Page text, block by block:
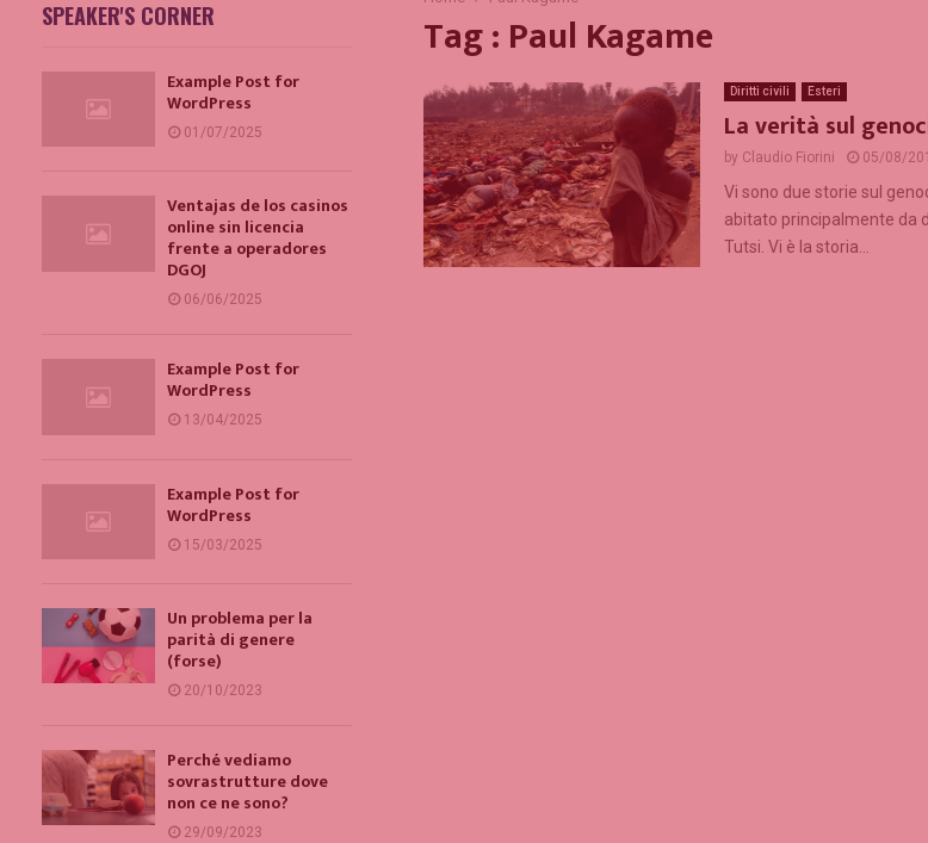
Tag : Paul Kagame
Diritti civili Esteri
La verità sul
by Claudio Fiorini 05/08/
Vi sono due storie sul
abitato principalmente da
Tutsi. Vi è la storia...
SPEAKER'S CORNER
Example Post for
WordPress
01/07/2025
Ventajas de los casinos
online sin licencia
frente a operadores
DGOJ
06/06/2025
Example Post for
WordPress
13/04/2025
Example Post for
WordPress
15/03/2025
Un problema per la
parità di genere
(forse)
20/10/2023
Perché vediamo
sovrastrutture dove
non ce ne sono?
29/09/2023